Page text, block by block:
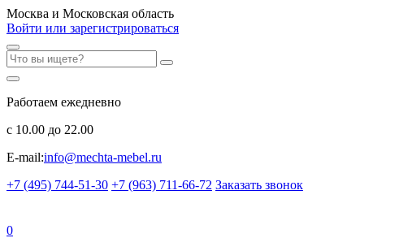
Москва и Московская область
Войти или зарегистрироваться
Работаем ежедневно
с 10.00 до 22.00
E-mail:info@mechta-mebel.ru
+7 (495) 744-51-30 +7 (963) 711-66-72 Заказать звонок
0